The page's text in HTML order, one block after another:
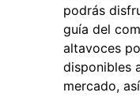
podrás
guía del
altavoces
disponibles
mercado,